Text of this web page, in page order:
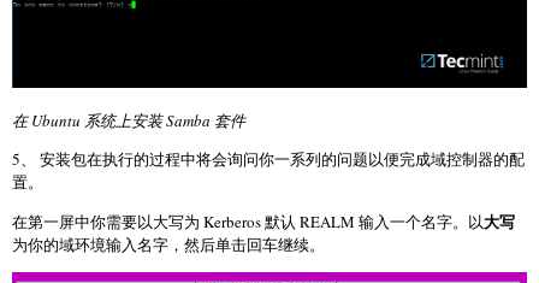
在 Ubuntu 系统上安装 Samba 套件
5、 安装包在执行的过程中将会询问你一系列的问题以便完成域控制器的配
置。
在第一屏中你需要以大写为 Kerberos 默认 REALM 输入一个名字。以大写
为你的域环境输入名字，然后单击回车继续。